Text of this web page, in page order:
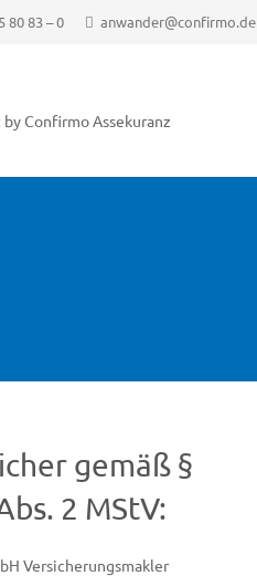
80 83 – 0 anwander@confirmo.de
gemäß §
2 MStV:
Versicherungsmakler